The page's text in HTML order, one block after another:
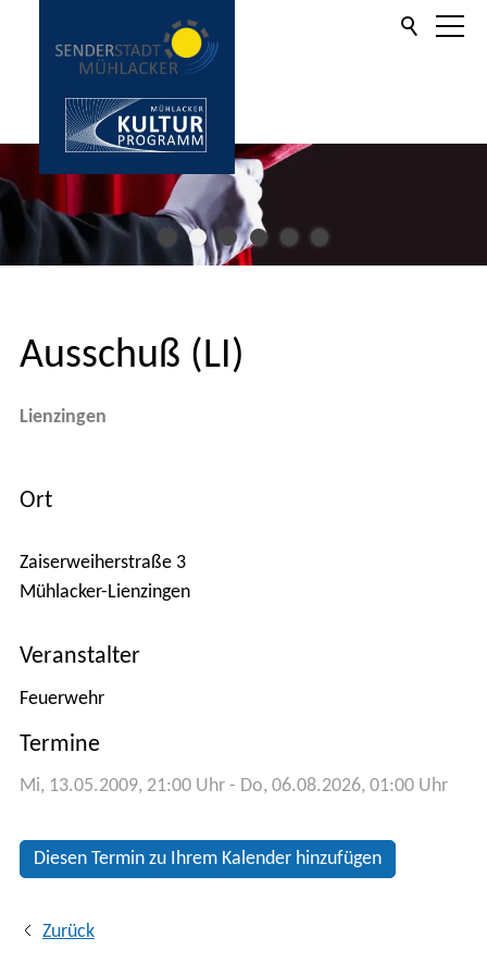
Aktuelles
Informationen
Kontakt
Stadtplan
Ausschuß (LI)
Lienzingen
Ort
Zaiserweiherstraße 3
Veranstalter
Feuerwehr
Termine
Mi, 13.05.2009, 21:00 Uhr - Do, 06.08.2026, 01:00 Uhr
Diesen Termin zu Ihrem Kalender hinzufügen
Zurück